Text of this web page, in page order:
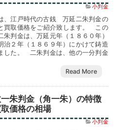
小判金
、江戸時代の古銭 万延二朱判金の
買取価格をご紹介致します。 この
朱判金は、万延元年（１８６０年）
治２年（１８６９年）にかけて鋳造
した。 二朱判金は、他の一分判金
Read More
朱判金（角一朱）の特徴
取価格の相場
小判金